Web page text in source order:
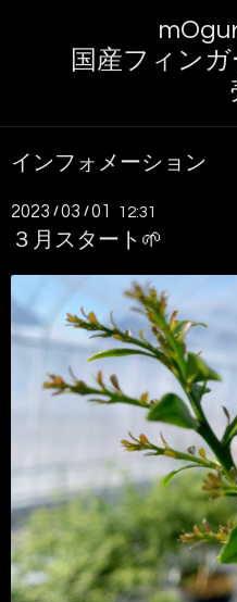
国産フィン
インフォメーション
2023 /03 /01 12:31
３月スタート🌱